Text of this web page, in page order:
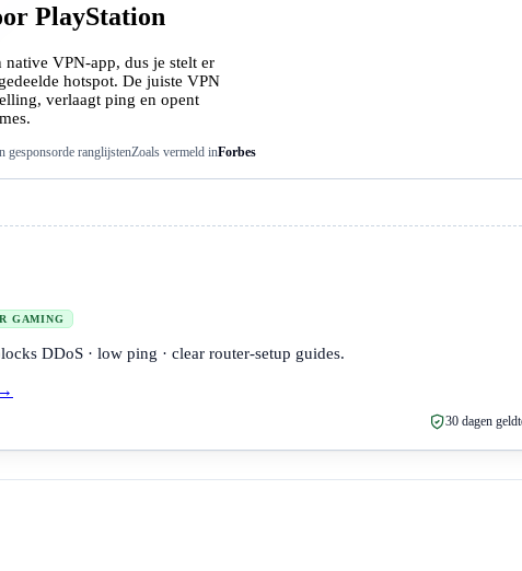
PlayStation
native VPN-app, dus je stelt er
hotspot. De juiste VPN
verlaagt ping en opent
gesponsorde ranglijstenZoals vermeld inForbes
GAMING
DDoS · low ping · clear router-setup guides.
→
30 dagen